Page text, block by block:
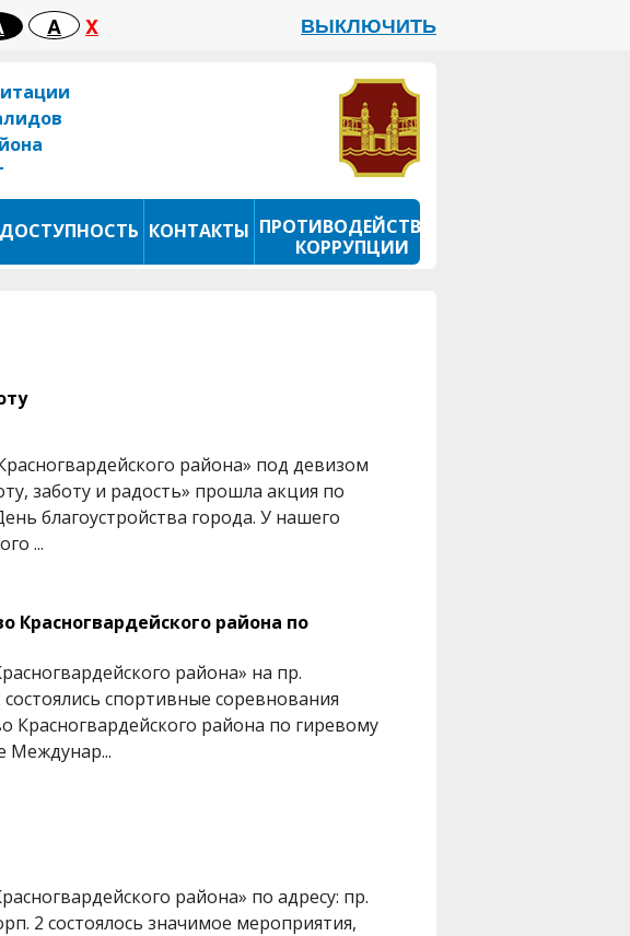
A X ВЫКЛЮЧИТЬ
ДОСТУПНОСТЬ КОНТАКТЫ ПРОТИВОДЕЙСТВИЕ
КОРРУПЦИИ
района» под девизом
заботу и радость» прошла акция по
благоустройства города. У нашего
...
Красногвардейского района по
района» на пр.
состоялись спортивные соревнования
Красногвардейского района по гиревому
Междунар...
района» по адресу: пр.
2 состоялось значимое мероприятия,